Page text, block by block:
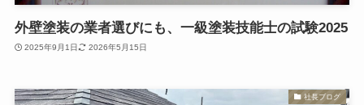
外壁塗装の業者選びにも、一級塗装技能士の試験2025
2025年9月1日 2026年5月15日
社長ブログ